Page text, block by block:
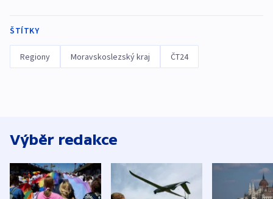
ŠTÍTKY
Regiony Moravskoslezský kraj ČT24
Výběr redakce